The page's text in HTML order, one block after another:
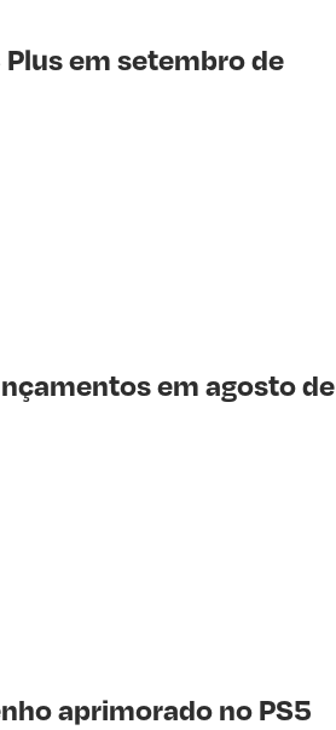
em setembro de
em agosto de
aprimorado no PS5